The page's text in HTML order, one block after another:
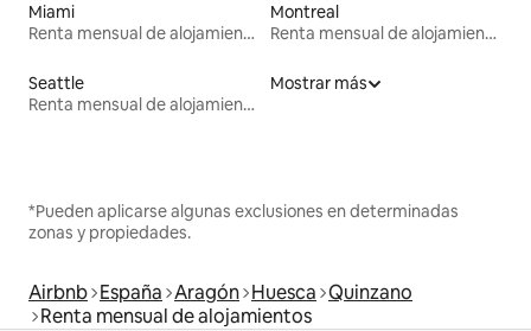
Miami
Renta mensual de alojamientos
Montreal
Renta mensual de alojamientos
Seattle
Renta mensual de alojamientos
Mostrar más
*Pueden aplicarse algunas exclusiones en determinadas
zonas y propiedades.
Airbnb España Aragón Huesca Quinzano
Renta mensual de alojamientos